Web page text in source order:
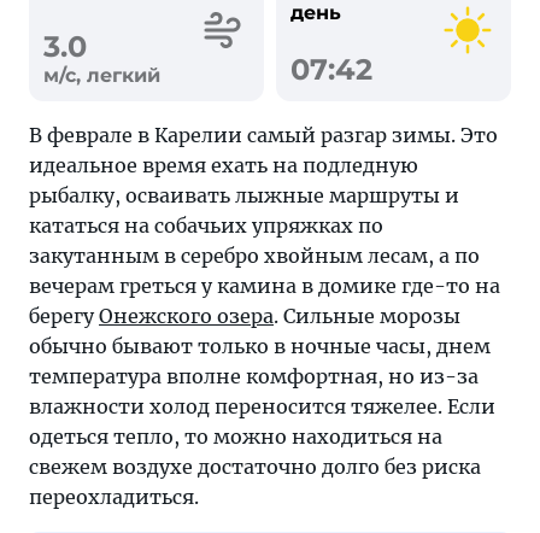
3.0
м/с, легкий
день
07:42
В феврале в Карелии самый разгар зимы. Это
идеальное время ехать на подледную
рыбалку, осваивать лыжные маршруты и
кататься на собачьих упряжках по
закутанным в серебро хвойным лесам, а по
вечерам греться у камина в домике где-то на
берегуОнежского озера. Сильные морозы
обычно бывают только в ночные часы, днем
температура вполне комфортная, но из-за
влажности холод переносится тяжелее. Если
одеться тепло, то можно находиться на
свежем воздухе достаточно долго без риска
переохладиться.